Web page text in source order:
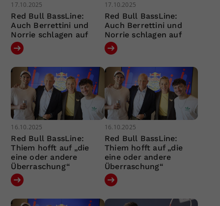
17.10.2025
Red Bull BassLine:
Auch Berrettini und
Norrie schlagen auf
17.10.2025
Red Bull BassLine:
Auch Berrettini und
Norrie schlagen auf
16.10.2025
Red Bull BassLine:
Thiem hofft auf „die
eine oder andere
Überraschung“
16.10.2025
Red Bull BassLine:
Thiem hofft auf „die
eine oder andere
Überraschung“